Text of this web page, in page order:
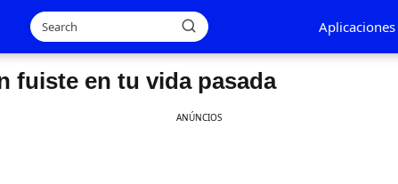
Aplicaciones
fuiste en tu vida pasada
ANÚNCIOS